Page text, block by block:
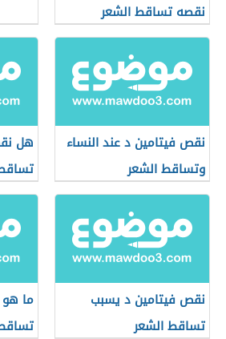
نقصه تساقط الشعر
نقص فيتامين د عند النساء
وتساقط الشعر
هل
نقص فيتامين د يسبب
تساقط الشعر
ما هو